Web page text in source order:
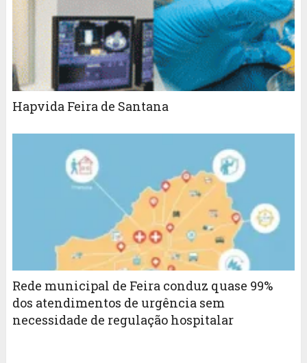
Hapvida Feira de Santana
Rede municipal de Feira conduz quase 99%
dos atendimentos de urgência sem
necessidade de regulação hospitalar